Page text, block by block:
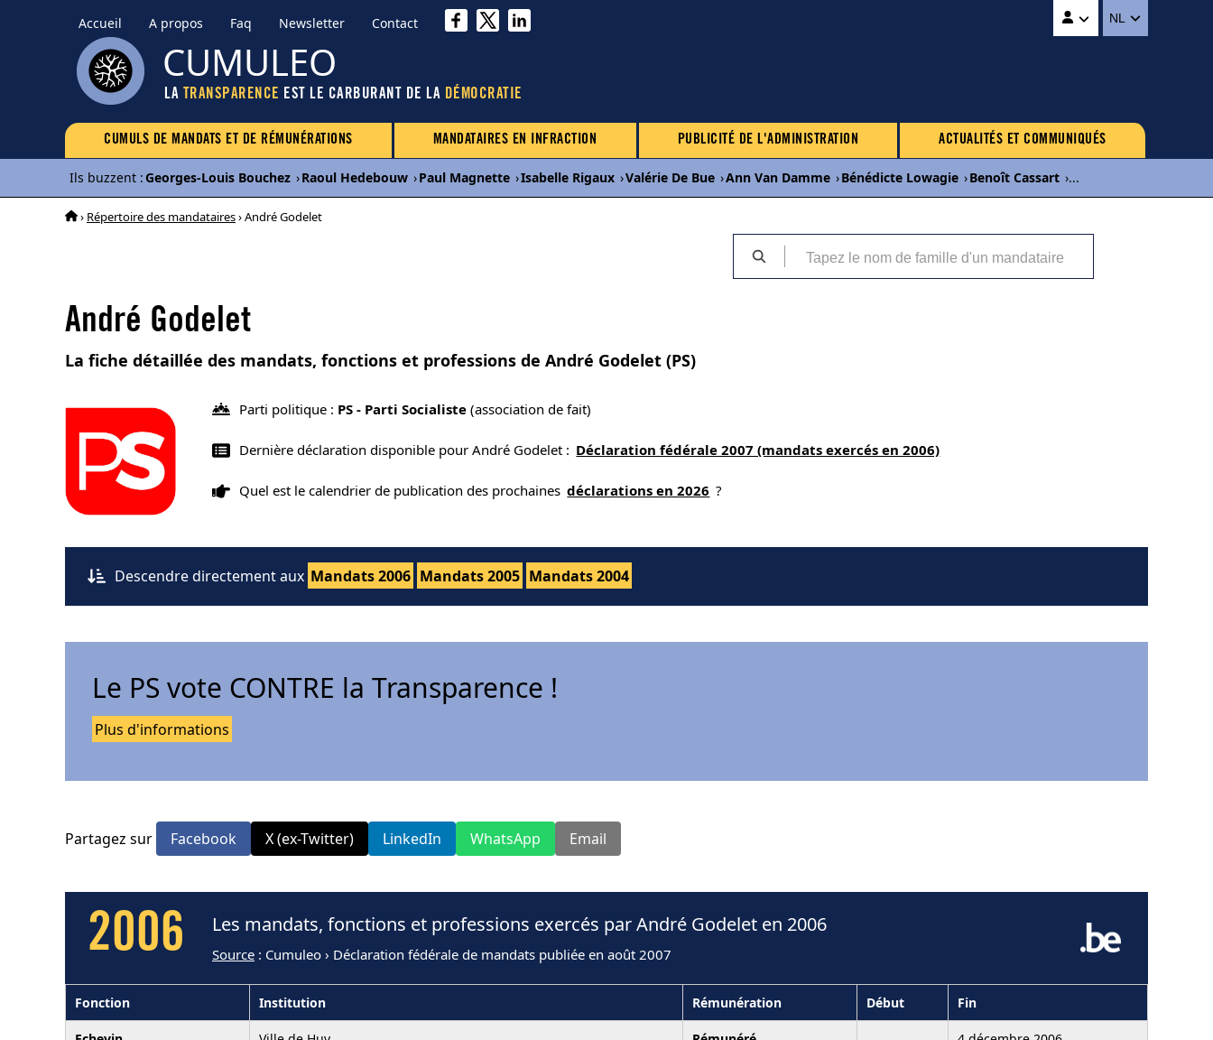
Accueil A propos Faq Newsletter Contact NL
CUMULEO
LA TRANSPARENCE EST LE CARBURANT DE LA DÉMOCRATIE
CUMULS DE MANDATS ET DE RÉMUNÉRATIONS MANDATAIRES EN INFRACTION PUBLICITÉ DE L'ADMINISTRATION ACTUALITÉS ET COMMUNIQUÉS
Ils buzzent :Georges-Louis Bouchez ›Raoul Hedebouw ›Paul Magnette ›Isabelle Rigaux ›Valérie De Bue ›Ann Van Damme ›Bénédicte Lowagie ›Benoît Cassart ›...
› Répertoire des mandataires› André Godelet
André Godelet
La fiche détaillée des mandats, fonctions et professions de André Godelet (PS)
Parti politique : PS - Parti Socialiste (association de fait)
Dernière déclaration disponible pour André Godelet : Déclaration fédérale 2007 (mandats exercés en 2006)
Quel est le calendrier de publication des prochaines déclarations en 2026 ?
Descendre directement aux Mandats 2006 Mandats 2005 Mandats 2004
Le PS vote CONTRE la Transparence !
Plus d'informations
Partagez sur Facebook X (ex-Twitter) LinkedIn WhatsApp Email
2006 Les mandats, fonctions et professions exercés par André Godelet en 2006
Source : Cumuleo › Déclaration fédérale de mandats publiée en août 2007
Fonction Institution Rémunération Début Fin